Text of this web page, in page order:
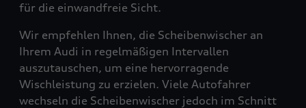
für die einwandfreie Sicht.
Wir empfehlen Ihnen, die Scheibenwischer an
Ihrem Audi in regelmäßigen Intervallen
auszutauschen, um eine hervorragende
Wischleistung zu erzielen. Viele Autofahrer
wechseln die Scheibenwischer jedoch im Schnitt